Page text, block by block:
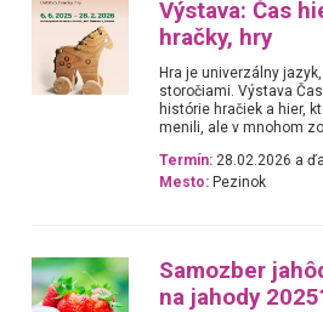
Výstava: Čas
hračky, hry
Hra je univerzálny
storočiami. Výstava
histórie hračiek a hier,
menili, ale v mnohom
Termín: 28.02.2026 a
Mesto: Pezinok
Samozber
na jahody